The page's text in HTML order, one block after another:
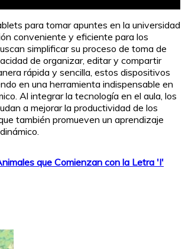
para tomar apuntes en la universidad
conveniente y eficiente para los
simplificar su proceso de toma de
de organizar, editar y compartir
rápida y sencilla, estos dispositivos
en una herramienta indispensable en
Al integrar la tecnología en el aula, los
a mejorar la productividad de los
también promueven un aprendizaje
que Comienzan con la Letra 'I'